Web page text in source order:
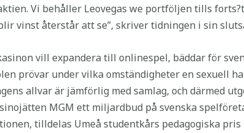
Vi behåller Leovegas we portföljen tills
vinst återstår att se”, skriver tidningen i sin
vill expandera till onlinespel, bäddar för
prövar under vilka omständigheter en sexuell
allvar är jämförlig med samlag, och därmed
MGM ett miljardbud på svenska
tilldelas Umeå studentkårs pedagogiska